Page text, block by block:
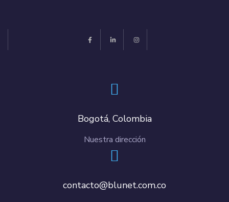
Bogotá, Colombia
Nuestra dirección
contacto@blunet.com.co